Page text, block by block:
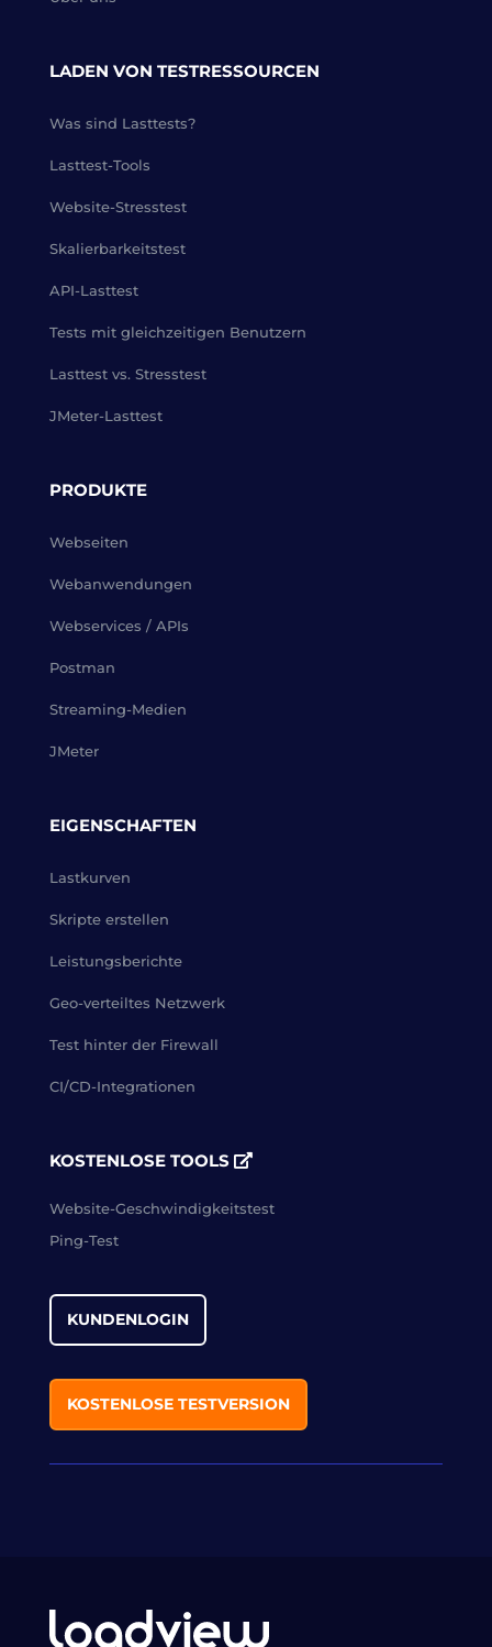
LADEN VON TESTRESSOURCEN
Was sind Lasttests?
Lasttest-Tools
Website-Stresstest
Skalierbarkeitstest
API-Lasttest
Tests mit gleichzeitigen Benutzern
Lasttest vs. Stresstest
JMeter-Lasttest
PRODUKTE
Webseiten
Webanwendungen
Webservices / APIs
Postman
Streaming-Medien
JMeter
EIGENSCHAFTEN
Lastkurven
Skripte erstellen
Leistungsberichte
Geo-verteiltes Netzwerk
Test hinter der Firewall
CI/CD-Integrationen
KOSTENLOSE TOOLS
Website-Geschwindigkeitstest
Ping-Test
KUNDENLOGIN
KOSTENLOSE TESTVERSION